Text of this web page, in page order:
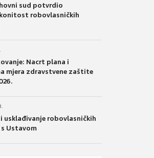
sud potvrdio
robovlasničkih
Nacrt plana i
mjera zdravstvene zaštite
usklađivanje robovlasničkih
Ustavom